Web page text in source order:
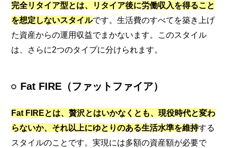
完全リタイア型とは、リタイア後に労働収入を得ること
を想定しないスタイルです。生活費のすべてを築き上げ
た資産からの運用収益でまかないます。このスタイル
は、さらに2つのタイプに分けられます。
Fat FIRE（ファットファイア）
Fat FIREとは、贅沢とはいかなくとも、現役時代と変わ
らないか、それ以上にゆとりのある生活水準を維持する
スタイルのことです。実現には多額の資産額が必要で